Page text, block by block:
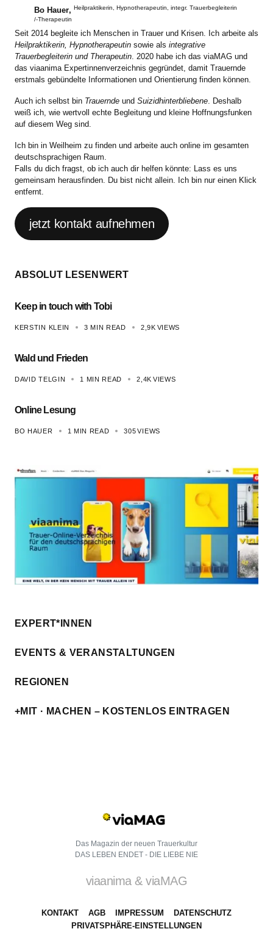
Bo Hauer, Heilpraktikerin, Hypnotherapeutin, integr. Trauerbegleiterin
/-Therapeutin
Seit 2014 begleite ich Menschen in Trauer und Krisen. Ich arbeite als
Heilpraktikerin, Hypnotherapeutin sowie als integrative
Trauerbegleiterin und Therapeutin. 2020 habe ich das viaMAG und
das viaanima Expertinnenverzeichnis gegründet, damit Trauernde
erstmals gebündelte Informationen und Orientierung finden können.
Auch ich selbst bin Trauernde und Suizidhinterbliebene. Deshalb
weiß ich, wie wertvoll echte Begleitung und kleine Hoffnungsfunken
auf diesem Weg sind.
Ich bin in Weilheim zu finden und arbeite auch online im gesamten
deutschsprachigen Raum.
Falls du dich fragst, ob ich auch dir helfen könnte: Lass es uns
gemeinsam herausfinden. Du bist nicht allein. Ich bin nur einen Klick
entfernt.
jetzt kontakt aufnehmen
ABSOLUT LESENWERT
Keep in touch with Tobi
KERSTIN KLEIN 3 MIN READ 2,9K VIEWS
Wald und Frieden
DAVID TELGIN 1 MIN READ 2,4K VIEWS
Online Lesung
BO HAUER 1 MIN READ 305 VIEWS
EXPERT*INNEN
EVENTS & VERANSTALTUNGEN
REGIONEN
+MIT · MACHEN – KOSTENLOS EINTRAGEN
Das Magazin der neuen Trauerkultur
DAS LEBEN ENDET - DIE LIEBE NIE
viaanima & viaMAG
KONTAKT AGB IMPRESSUM
DATENSCHUTZ
PRIVATSPHÄRE-EINSTELLUNGEN